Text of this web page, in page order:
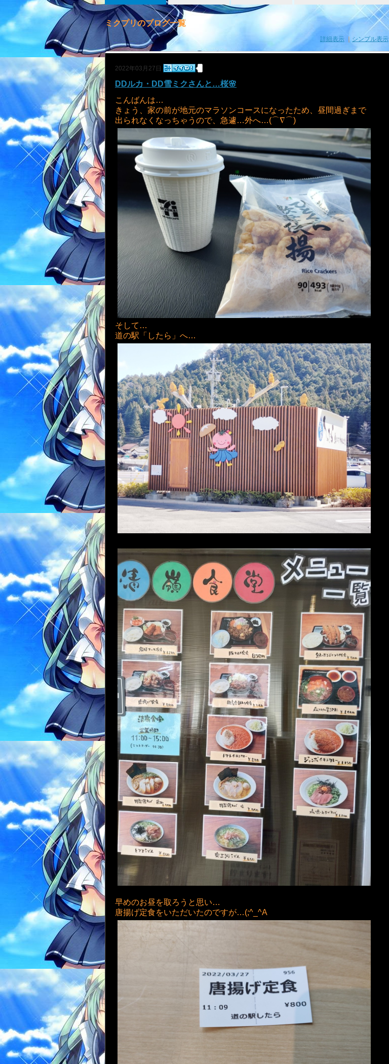
ミクプリのブログ一覧
詳細表示 ｜ シンプル表示
2022年03月27日
DDルカ・DD雪ミクさんと…桜🌸
こんばんは…
きょう、家の前が地元のマラソンコースになったため、昼間過ぎまで
出られなくなっちゃうので、急遽…外へ…(⌒∇⌒)
そして…
道の駅「したら」へ…
早めのお昼を取ろうと思い…
唐揚げ定食をいただいたのですが…(;^_^A